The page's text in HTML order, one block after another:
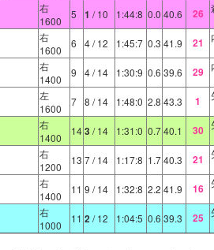
右
1600
5 1 / 10 1:44:8 0.0 40.6 26
右
1600
6 4/ 12 1:45:7 0.3 41.9 21
右
1400
9 4/ 14 1:30:9 0.6 39.6 29
左
1600
7 8 / 14 1:48:0 2.8 43.3 1
右
1400
143/ 14 1:31:0 0.740.1 30
右
1200
13 7/ 14 1:17:8 1.740.3 21
右
1400
11 9 / 14 1:32:8 2.2 41.9 16
右
1000
11 2/ 12 1:04:5 0.6 39.3 25